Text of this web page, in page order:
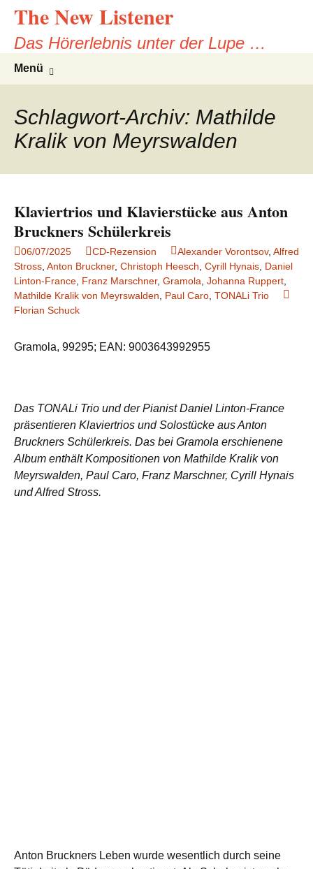
Inhalt
springen
The New Listener
Das Hörerlebnis unter der Lupe …
Menü
Schlagwort-Archiv: Mathilde
Kralik von Meyrswalden
Klaviertrios und Klavierstücke aus Anton
Bruckners Schülerkreis
06/07/2025 CD-Rezension Alexander Vorontsov, Alfred
Stross Anton Bruckner, Christoph Heesch Cyrill Hynais Daniel
Linton-France Franz Marschner, Gramola Johanna Ruppert
Mathilde Kralik von Meyrswalden
Paul Caro TONALi Trio
Florian Schuck
Gramola, 99295; EAN: 9003643992955
Das TONALi Trio und der Pianist Daniel Linton-France
präsentieren Klaviertrios und Solostücke aus Anton
Bruckners Schülerkreis. Das bei Gramola erschienene
Album enthält Kompositionen von Mathilde Kralik von
Meyrswalden, Paul Caro, Franz Marschner, Cyrill Hynais
und Alfred Stross.
Anton Bruckners Leben wurde wesentlich durch seine